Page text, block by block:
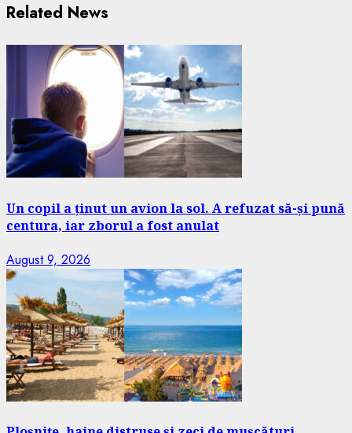
Related News
Un copil a ținut un avion la sol. A refuzat să-și pună
centura, iar zborul a fost anulat
August 9, 2026